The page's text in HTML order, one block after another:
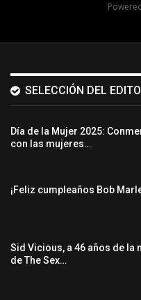
SELECCIÓN DEL
Día de la Mujer 2025:
con las mujeres…
¡Feliz cumpleaños Bob
Sid Vicious, a 46 años de la
de The Sex…